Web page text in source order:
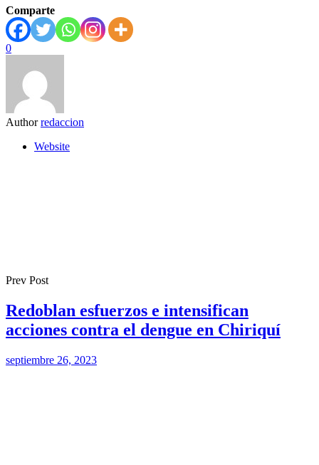
Comparte
0
Author redaccion
Website
Prev Post
Redoblan esfuerzos e intensifican
acciones contra el dengue en Chiriquí
septiembre 26, 2023